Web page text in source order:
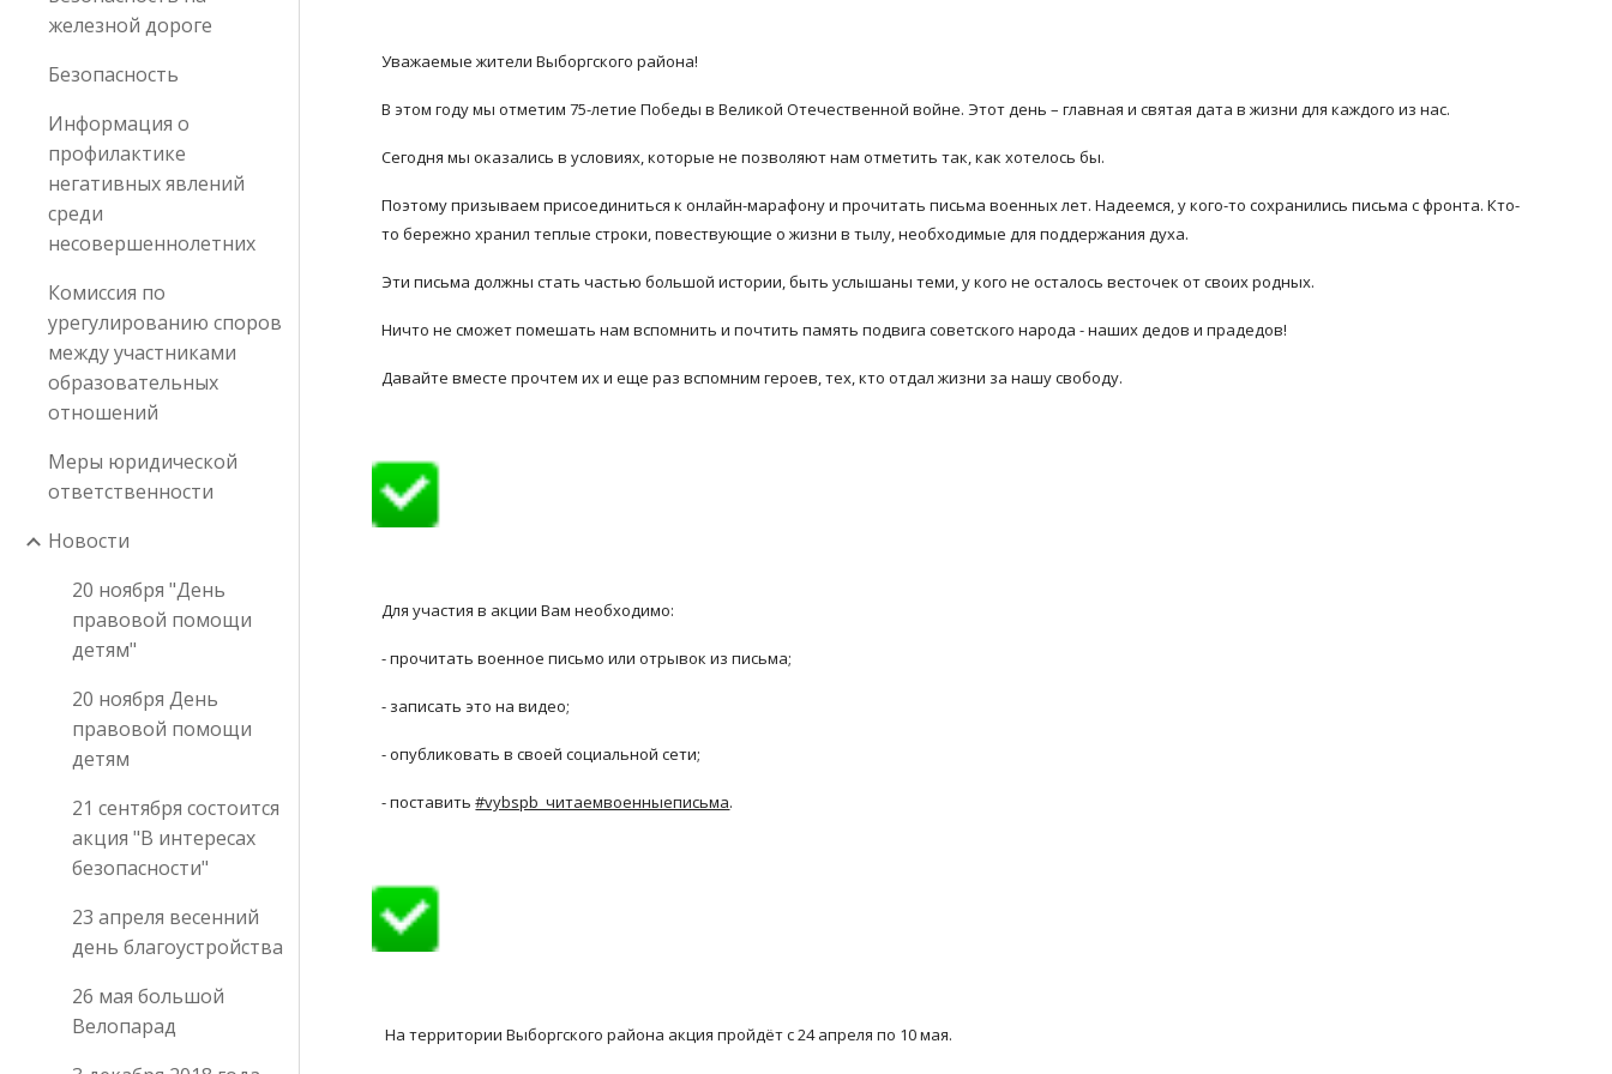
железной дороге
Безопасность
Информация о
профилактике
негативных явлений
среди
несовершеннолетних
Комиссия по
урегулированию споров
между участниками
образовательных
отношений
Меры юридической
ответственности
Новости
20 ноября "День
правовой помощи
детям"
20 ноября День
правовой помощи
детям
21 сентября состоится
акция "В интересах
безопасности"
23 апреля весенний
день благоустройства
26 мая большой
Велопарад
Уважаемые жители Выборгского района!
В этом году мы отметим 75-летие Победы в Великой Отечественной войне. Этот день – главная и святая дата в жизни для каждого из нас.
Сегодня мы оказались в условиях, которые не позволяют нам отметить так, как хотелось бы.
Поэтому призываем присоединиться к онлайн-марафону и прочитать письма военных лет. Надеемся, у кого-то сохранились письма с фронта. Кто-
то бережно хранил теплые строки, повествующие о жизни в тылу, необходимые для поддержания духа.
Эти письма должны стать частью большой истории, быть услышаны теми, у кого не осталось весточек от своих родных.
Ничто не сможет помешать нам вспомнить и почтить память подвига советского народа - наших дедов и прадедов!
Давайте вместе прочтем их и еще раз вспомним героев, тех, кто отдал жизни за нашу свободу.
Для участия в акции Вам необходимо:
- прочитать военное письмо или отрывок из письма;
- записать это на видео;
- опубликовать в своей социальной сети;
- поставить #vybspb_читаемвоенныеписьма.
На территории Выборгского района акция пройдёт с 24 апреля по 10 мая.